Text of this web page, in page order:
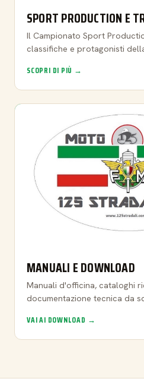
SPORT PRODUCTION E
Il Campionato Sport
classifiche e protagonisti
SCOPRI DI PIÙ →
MANUALI E DOWNLOAD
Manuali d'officina, cataloghi
documentazione tecnica da
VAI AI DOWNLOAD →